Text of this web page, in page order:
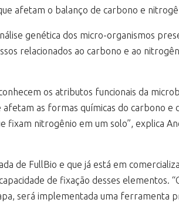
afetam o balanço de carbono e
genética dos micro-organismos
relacionados ao carbono e ao
os atributos funcionais da
as formas químicas do carbono e
nitrogênio em um solo”, explica
de FullBio e que já está em
de fixação desses elementos.
será implementada uma ferramenta